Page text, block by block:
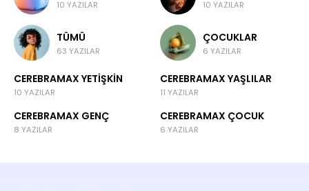
10 YAZILAR 10 YAZILAR
TÜMÜ
63 YAZILAR
ÇOCUKLAR
6 YAZILAR
CEREBRAMAX YETIŞKIN
10 YAZILAR
CEREBRAMAX YAŞLILAR
11 YAZILAR
CEREBRAMAX GENÇ
8 YAZILAR
CEREBRAMAX ÇOCUK
6 YAZILAR